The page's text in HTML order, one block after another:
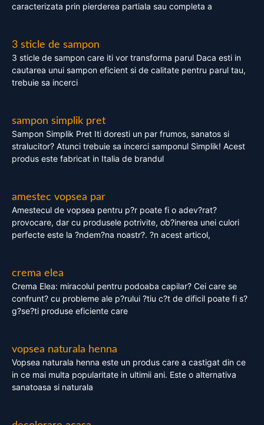
caracterizata prin pierderea partiala sau completa a
3 sticle de sampon
3 sticle de sampon care iti vor transforma parul Daca esti in
cautarea unui sampon eficient si de calitate pentru parul tau,
trebuie sa incerci
sampon simplik pret
Sampon Simplik Pret Iti doresti un par frumos, sanatos si
stralucitor? Atunci trebuie sa incerci samponul Simplik! Acest
produs este fabricat in Italia de brandul
amestec vopsea par
Amestecul de vopsea pentru p?r poate fi o adev?rat?
provocare, dar cu produsele potrivite, ob?inerea unei culori
perfecte este la ?ndem?na noastr?. ?n acest articol,
crema elea
Crema Elea: miracolul pentru podoaba capilar? Cei care se
confrunt? cu probleme ale p?rului ?tiu c?t de dificil poate fi s?
g?se?ti produse eficiente care
vopsea naturala henna
Vopsea naturala henna este un produs care a castigat din ce
in ce mai multa popularitate in ultimii ani. Este o alternativa
sanatoasa si naturala